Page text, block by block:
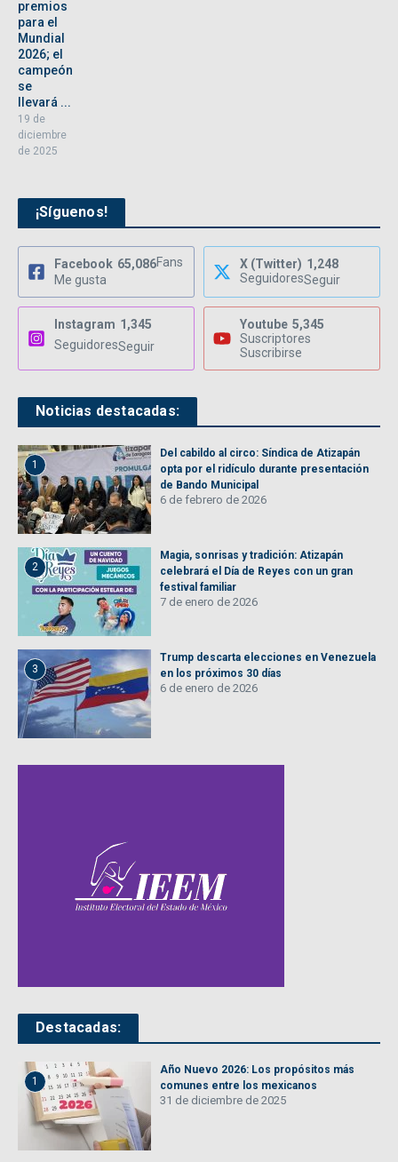
premios
para el
Mundial
2026; el
campeón
se
llevará ...
19 de
diciembre
de 2025
¡Síguenos!
Facebook 65,086Fans
Me gusta
X (Twitter) 1,248
SeguidoresSeguir
Instagram 1,345
SeguidoresSeguir
Youtube 5,345
Suscriptores
Suscribirse
Noticias destacadas:
1
Del cabildo al circo: Síndica de Atizapán
opta por el ridículo durante presentación
de Bando Municipal
6 de febrero de 2026
2
Magia, sonrisas y tradición: Atizapán
celebrará el Día de Reyes con un gran
festival familiar
7 de enero de 2026
3
Trump descarta elecciones en Venezuela
en los próximos 30 días
6 de enero de 2026
Destacadas:
1
Año Nuevo 2026: Los propósitos más
comunes entre los mexicanos
31 de diciembre de 2025